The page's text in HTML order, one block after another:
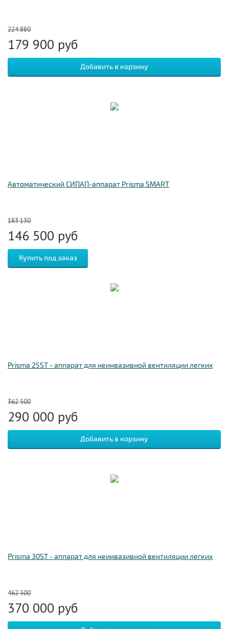
224 880
179 900 руб
Автоматический СИПАП-аппарат Prisma SMART
183 130
146 500 руб
Prisma 25ST - аппарат для неинвазивной вентиляции легких
362 500
290 000 руб
Prisma 30ST - аппарат для неинвазивной вентиляции легких
462 500
370 000 руб